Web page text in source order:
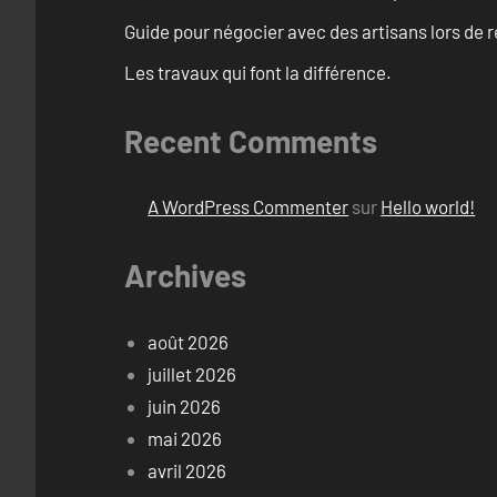
Guide pour négocier avec des artisans lors de
Les travaux qui font la différence.
Recent Comments
A WordPress Commenter sur Hello world!
Archives
août 2026
juillet 2026
juin 2026
mai 2026
avril 2026